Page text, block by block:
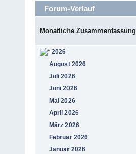
Forum-Verlauf
Monatliche Zusammenfassung
2026
August 2026
Juli 2026
Juni 2026
Mai 2026
April 2026
März 2026
Februar 2026
Januar 2026